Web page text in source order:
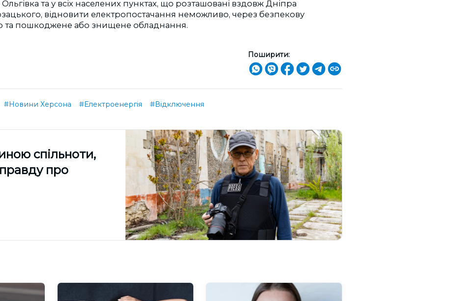
Ольгівка та у всіх населених пунктах, що розташовані вздовж Дніпра
відновити електропостачання неможливо, через безпекову
та пошкоджене або знищене обладнання.
Поширити:
#Новини Херсона #Електроенергія #Відключення
спільноти,
про